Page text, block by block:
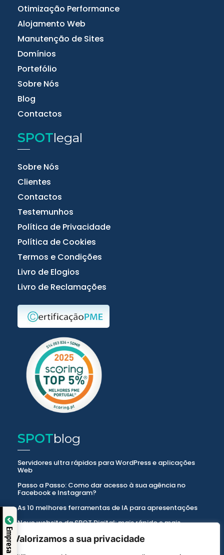
Valorizamos a sua privacidade
Otimização Performance
Alojamento Web
Manutenção de Sites
Domínios
Portefólio
Sobre Nós
Blog
Contactos
SPOTlegal
Sobre Nós
Clientes
Contactos
Testemunhos
Política de Privacidade
Política de Cookies
Termos e Condições
Livro de Elogios
Livro de Reclamações
SPOTblog
Servidores ultra rápidos para WordPress e aplicações
Web
Passo a Passo: Como dar acesso à sua agência no
Facebook e Instagram?
As 10 melhores ferramentas de IA para apresentações
Novo website da SPOT Digital: mais rápido e mais
Domínios e Alojamentos. Sabe as diferenças?